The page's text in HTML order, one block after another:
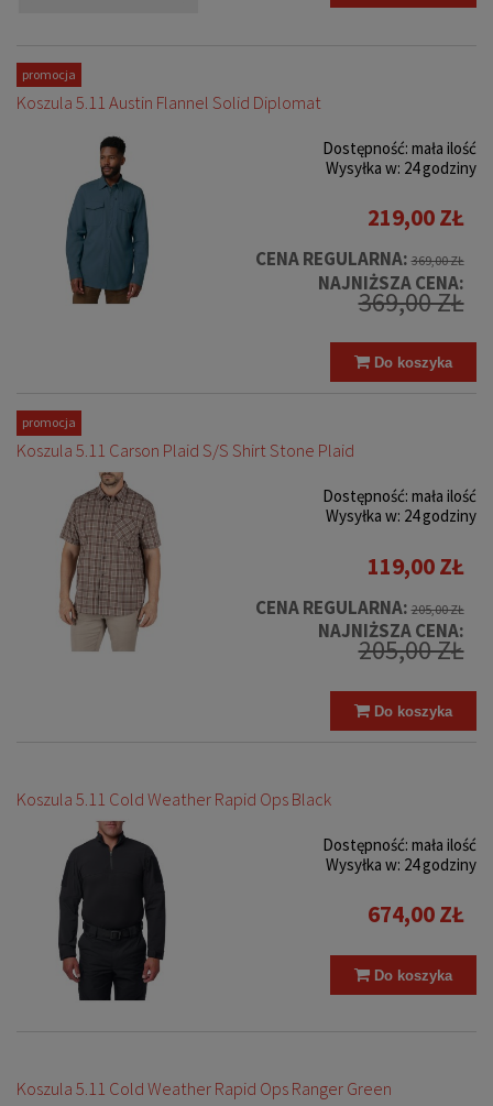
Koszula 5.11 Austin Flannel Solid Diplomat
Dostępność: mała ilość
Wysyłka w: 24 godziny
219,00 ZŁ
CENA REGULARNA:369,00 ZŁ
NAJNIŻSZA CENA:
369,00 ZŁ
Do koszyka
promocja
Koszula 5.11 Carson Plaid S/S Shirt Stone Plaid
Dostępność: mała ilość
Wysyłka w: 24 godziny
119,00 ZŁ
CENA REGULARNA:205,00 ZŁ
NAJNIŻSZA CENA:
205,00 ZŁ
Do koszyka
promocja
Koszula 5.11 Cold Weather Rapid Ops Black
Dostępność: mała ilość
Wysyłka w: 24 godziny
674,00 ZŁ
Do koszyka
Koszula 5.11 Cold Weather Rapid Ops Ranger Green